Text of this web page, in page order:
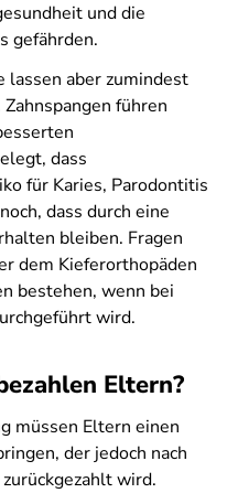
und die
gefährden.
lassen aber zumindest
führen
dass
für Karies, Parodontitis
dass durch eine
bleiben. Fragen
dem Kieferorthopäden
bestehen, wenn bei
wird.
Eltern?
müssen Eltern einen
der jedoch nach
wird.